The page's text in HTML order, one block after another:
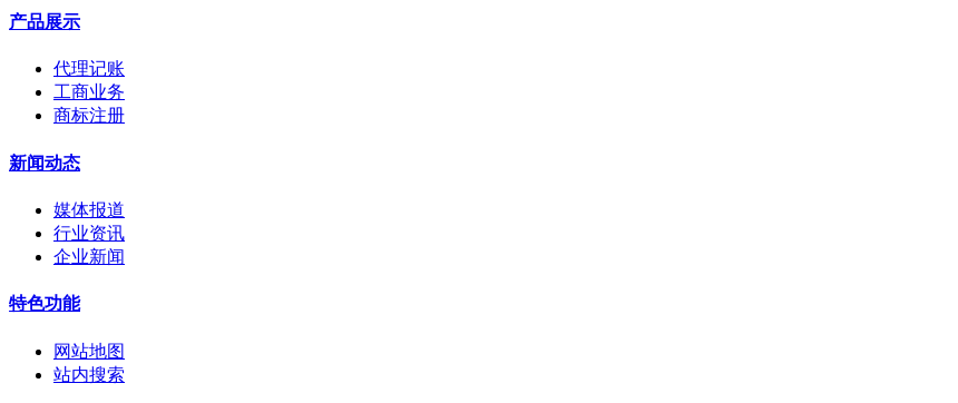
产品展示
代理记账
工商业务
商标注册
新闻动态
媒体报道
行业资讯
企业新闻
特色功能
网站地图
站内搜索